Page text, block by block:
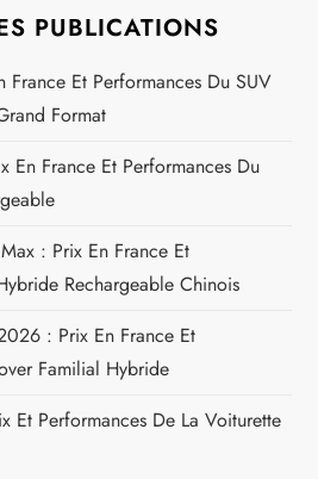
PUBLICATIONS
Et Performances Du SUV
Format
En France Et Performances Du
: Prix En France Et
Rechargeable Chinois
: Prix En France Et
Familial Hybride
Et Performances De La Voiturette